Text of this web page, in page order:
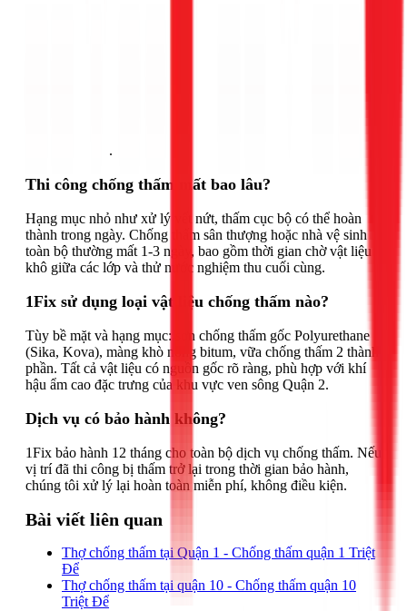
.
Thi công chống thấm mất bao lâu?
Hạng mục nhỏ như xử lý vết nứt, thấm cục bộ có thể hoàn
thành trong ngày. Chống thấm sân thượng hoặc nhà vệ sinh
toàn bộ thường mất 1-3 ngày, bao gồm thời gian chờ vật liệu
khô giữa các lớp và thử nước nghiệm thu cuối cùng.
1Fix sử dụng loại vật liệu chống thấm nào?
Tùy bề mặt và hạng mục: sơn chống thấm gốc Polyurethane
(Sika, Kova), màng khò nóng bitum, vữa chống thấm 2 thành
phần. Tất cả vật liệu có nguồn gốc rõ ràng, phù hợp với khí
hậu ẩm cao đặc trưng của khu vực ven sông Quận 2.
Dịch vụ có bảo hành không?
1Fix bảo hành 12 tháng cho toàn bộ dịch vụ chống thấm. Nếu
vị trí đã thi công bị thấm trở lại trong thời gian bảo hành,
chúng tôi xử lý lại hoàn toàn miễn phí, không điều kiện.
Bài viết liên quan
Thợ chống thấm tại Quận 1 - Chống thấm quận 1 Triệt
Để
Thợ chống thấm tại quận 10 - Chống thấm quận 10
Triệt Để